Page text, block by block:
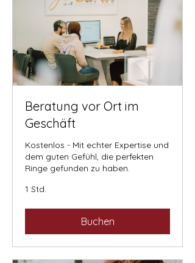
Beratung vor Ort im
Geschäft
Kostenlos - Mit echter Expertise und
dem guten Gefühl, die perfekten
Ringe gefunden zu haben.
1 Std.
Buchen